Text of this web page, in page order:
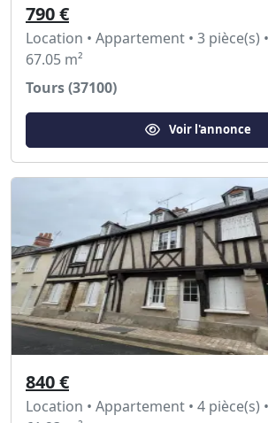
790 €
Location • Appartement • 3 pièce(s)
67.05 m²
Tours (37100)
Voir l'annonce
840 €
Location • Appartement • 4 pièce(s)